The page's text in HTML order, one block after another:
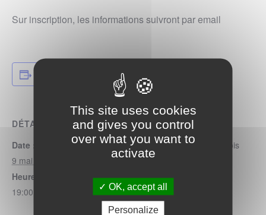
Sur inscription, les informations suivront par email
Ajouter au calendrier
DÉTAILS
Date :
9 mai 2025
Heure :
19:00
ORGANISATEUR
Autisme Jura & Jura bernois
This site uses cookies
and gives you control
over what you want to
activate
OK, accept all
Personalize